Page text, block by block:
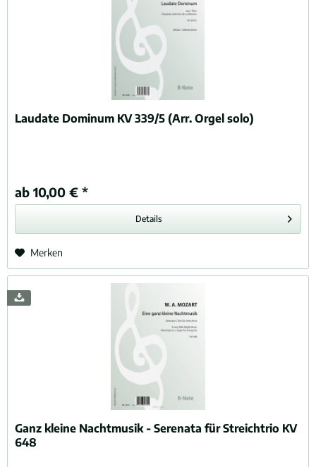
Laudate Dominum KV 339/5 (Arr. Orgel solo)
ab 10,00 € *
Details
Merken
Ganz kleine Nachtmusik - Serenata für Streichtrio KV
648